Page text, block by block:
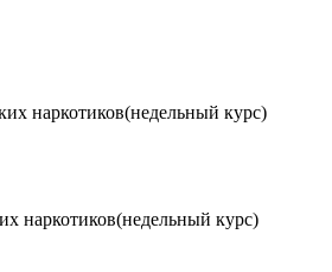
наркотиков(недельный курс)
наркотиков(недельный курс)